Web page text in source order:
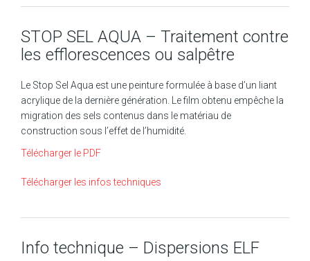
STOP SEL AQUA – Traitement contre
les efflorescences ou salpêtre
Le Stop Sel Aqua est une peinture formulée à base d’un liant
acrylique de la dernière génération. Le film obtenu empêche la
migration des sels contenus dans le matériau de
construction sous l’effet de l’humidité.
Télécharger le PDF
Télécharger les infos techniques
Info technique – Dispersions ELF